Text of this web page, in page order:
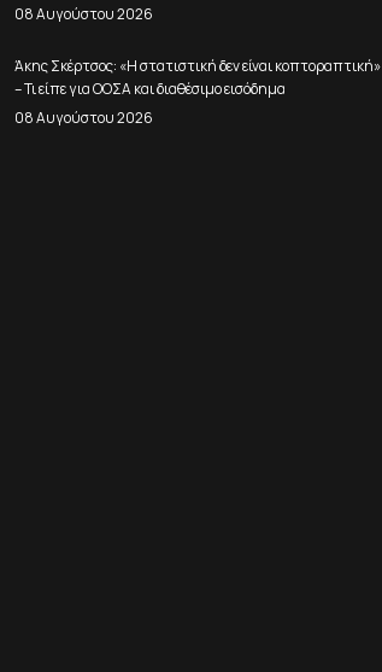
08 Αυγούστου 2026
Άκης Σκέρτσος: «Η στατιστική δεν είναι κοπτοραπτική»
– Τι είπε για ΟΟΣΑ και διαθέσιμο εισόδημα
08 Αυγούστου 2026